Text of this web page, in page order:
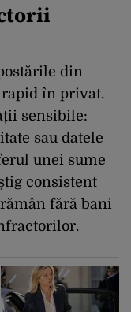
din
în privat.
sensibile:
sau datele
unei sume
consistent
fără bani